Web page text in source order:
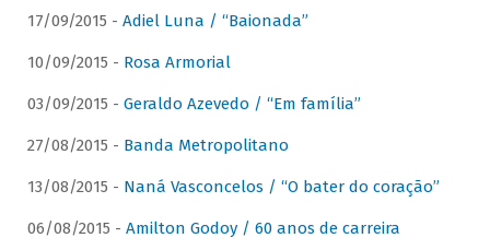
17/09/2015 - Adiel Luna / “Baionada”
10/09/2015 - Rosa Armorial
03/09/2015 - Geraldo Azevedo / “Em família”
27/08/2015 - Banda Metropolitano
13/08/2015 - Naná Vasconcelos / “O bater do coração”
06/08/2015 - Amilton Godoy / 60 anos de carreira